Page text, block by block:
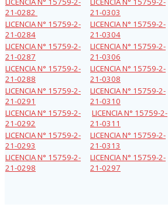
21-0282
21-0303
LICENCIA N° 15759-2-
21-0284
LICENCIA N° 15759-2-
21-0304
LICENCIA N° 15759-2-
21-0287
LICENCIA N° 15759-2-
21-0306
LICENCIA N° 15759-2-
21-0288
LICENCIA N° 15759-2-
21-0308
LICENCIA N° 15759-2-
21-0291
LICENCIA N° 15759-2-
21-0310
LICENCIA N° 15759-2-
21-0292
LICENCIA N° 15759-2-
21-0311
LICENCIA N° 15759-2-
21-0293
LICENCIA N° 15759-2-
21-0313
LICENCIA N° 15759-2-
21-0298
LICENCIA N° 15759-2-
21-0297